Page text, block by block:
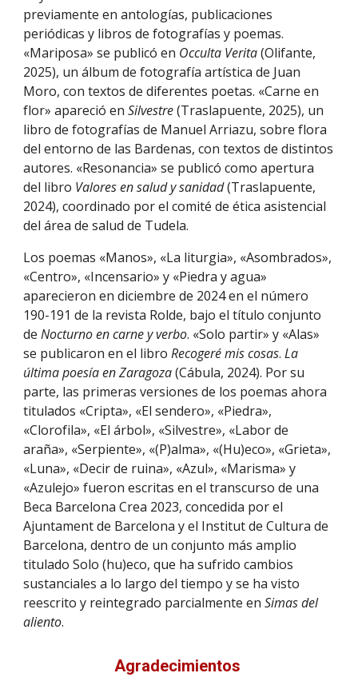
previamente en antologías, publicaciones
periódicas y libros de fotografías y poemas.
«Mariposa» se publicó en Occulta Verita(Olifante,
2025), un álbum de fotografía artística de Juan
Moro, con textos de diferentes poetas. «Carne en
flor» apareció enSilvestre(Traslapuente, 2025), un
libro de fotografías de Manuel Arriazu, sobre flora
del entorno de las Bardenas, con textos de distintos
autores. «Resonancia» se publicó como apertura
del libro Valores en salud y sanidad(Traslapuente,
2024), coordinado por el comité de ética asistencial
del área de salud de Tudela.
Los poemas «Manos», «La liturgia», «Asombrados»,
«Centro», «Incensario» y «Piedra y agua»
aparecieron en diciembre de 2024 en el número
190-191 de la revista Rolde, bajo el título conjunto
deNocturno en carne y verbo. «Solo partir» y «Alas»
se publicaron en el libroRecogeré mis cosas.La
última poesía en Zaragoza(Cábula, 2024). Por su
parte, las primeras versiones de los poemas ahora
titulados «Cripta», «El sendero», «Piedra»,
«Clorofila», «El árbol», «Silvestre», «Labor de
araña», «Serpiente», «(P)alma», «(Hu)eco», «Grieta»,
«Luna», «Decir de ruina», «Azul», «Marisma» y
«Azulejo» fueron escritas en el transcurso de una
Beca Barcelona Crea 2023, concedida por el
Ajuntament de Barcelona y el Institut de Cultura de
Barcelona, dentro de un conjunto más amplio
titulado Solo (hu)eco, que ha sufrido cambios
sustanciales a lo largo del tiempo y se ha visto
reescrito y reintegrado parcialmente enSimas del
aliento.
Agradecimientos